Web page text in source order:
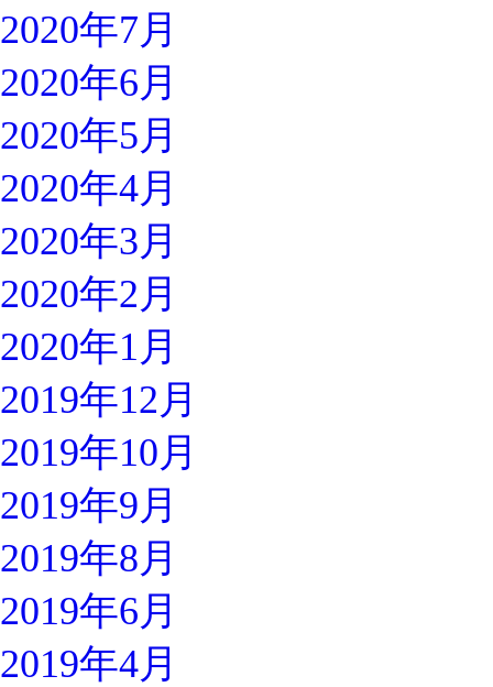
2020年7月
2020年6月
2020年5月
2020年4月
2020年3月
2020年2月
2020年1月
2019年12月
2019年10月
2019年9月
2019年8月
2019年6月
2019年4月